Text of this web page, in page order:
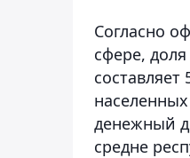
Согласно
сфере,
денежный
средне